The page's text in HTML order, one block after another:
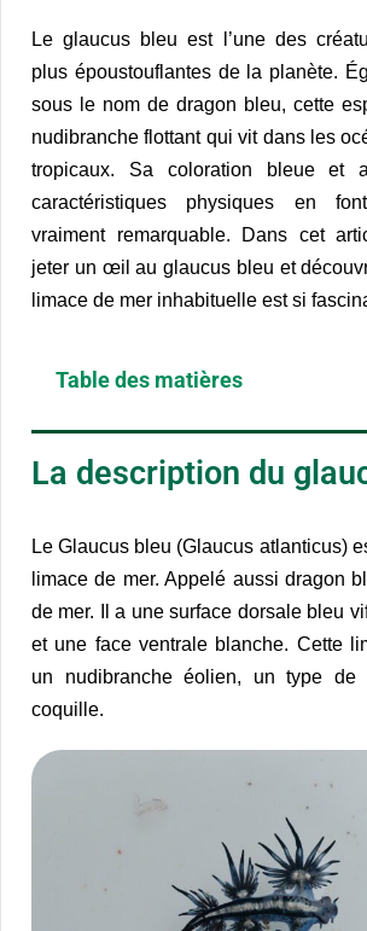
Le glaucus bleu est l’une des
plus époustouflantes de la planète.
sous le nom de dragon bleu, cette
nudibranche flottant qui vit dans les
tropicaux. Sa coloration bleue et
caractéristiques physiques en
vraiment remarquable. Dans cet
jeter un œil au glaucus bleu et
limace de mer inhabituelle est si
Table des matières
La description du
Le Glaucus bleu (Glaucus atlanticus)
limace de mer. Appelé aussi dragon
de mer. Il a une surface dorsale bleu
et une face ventrale blanche. Cette
un nudibranche éolien, un type de
coquille.